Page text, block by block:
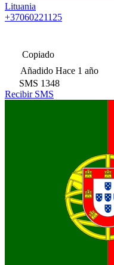
Lituania
+37060221125
Copiado
Añadido Hace 1 año
SMS 1348
Recibir SMS